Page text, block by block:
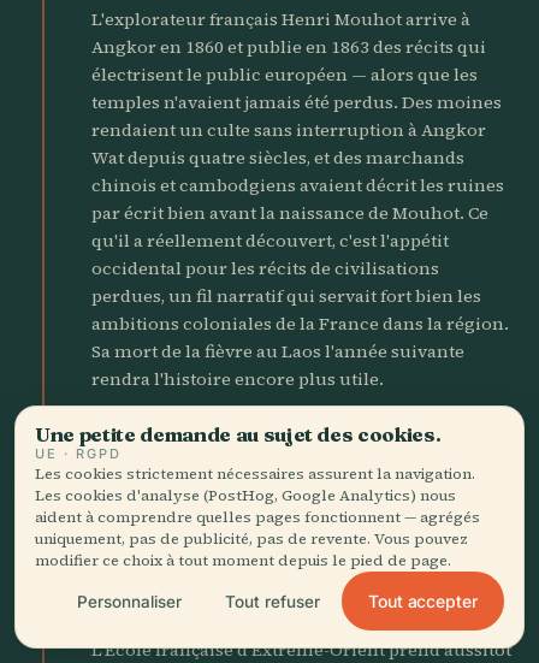
L'explorateur français Henri Mouhot arrive à
Angkor en 1860 et publie en 1863 des récits qui
électrisent le public européen — alors que les
temples n'avaient jamais été perdus. Des moines
rendaient un culte sans interruption à Angkor
Wat depuis quatre siècles, et des marchands
chinois et cambodgiens avaient décrit les ruines
par écrit bien avant la naissance de Mouhot. Ce
qu'il a réellement découvert, c'est l'appétit
occidental pour les récits de civilisations
perdues, un fil narratif qui servait fort bien les
ambitions coloniales de la France dans la région.
Sa mort de la fièvre au Laos l'année suivante
rendra l'histoire encore plus utile.
castle 1907
Retour du Siam, début de la
conservation
Le traité franco-siamois de 1907 rend Siem Reap,
Battambang et Sisophon à l'Indochine française
après 112 ans d'administration depuis Bangkok.
L'École française d'Extrême-Orient prend aussitôt
Une petite demande au sujet des cookies.
UE · RGPD
Les cookies strictement nécessaires assurent la navigation.
Les cookies d'analyse (PostHog, Google Analytics) nous
aident à comprendre quelles pages fonctionnent — agrégés
uniquement, pas de publicité, pas de revente. Vous pouvez
modifier ce choix à tout moment depuis le pied de page.
Personnaliser Tout refuser Tout accepter